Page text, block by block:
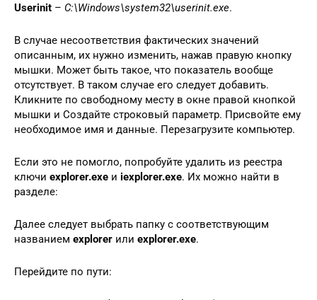
Userinit – C:\Windows\system32\userinit.exe.
В случае несоответствия фактических значений
описанным, их нужно изменить, нажав правую кнопку
мышки. Может быть такое, что показатель вообще
отсутствует. В таком случае его следует добавить.
Кликните по свободному месту в окне правой кнопкой
мышки и Создайте строковый параметр. Присвойте ему
необходимое имя и данные. Перезагрузите компьютер.
Если это не помогло, попробуйте удалить из реестра
ключи explorer.exe и iexplorer.exe. Их можно найти в
разделе:
Далее следует выбрать папку с соответствующим
названием explorer или explorer.exe.
Перейдите по пути: